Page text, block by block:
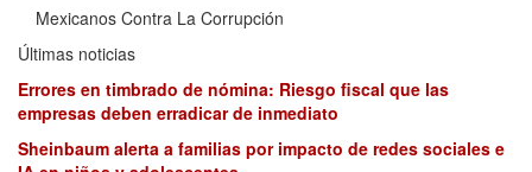
Mexicanos Contra La Corrupción
Últimas noticias
Errores en timbrado de nómina: Riesgo fiscal que las
empresas deben erradicar de inmediato
Sheinbaum alerta a familias por impacto de redes sociales e